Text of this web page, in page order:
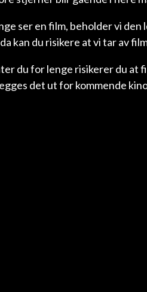
ser en film, beholder vi
kan du risikere at vi tar av
du for lenge risikerer du at
det ut for kommende